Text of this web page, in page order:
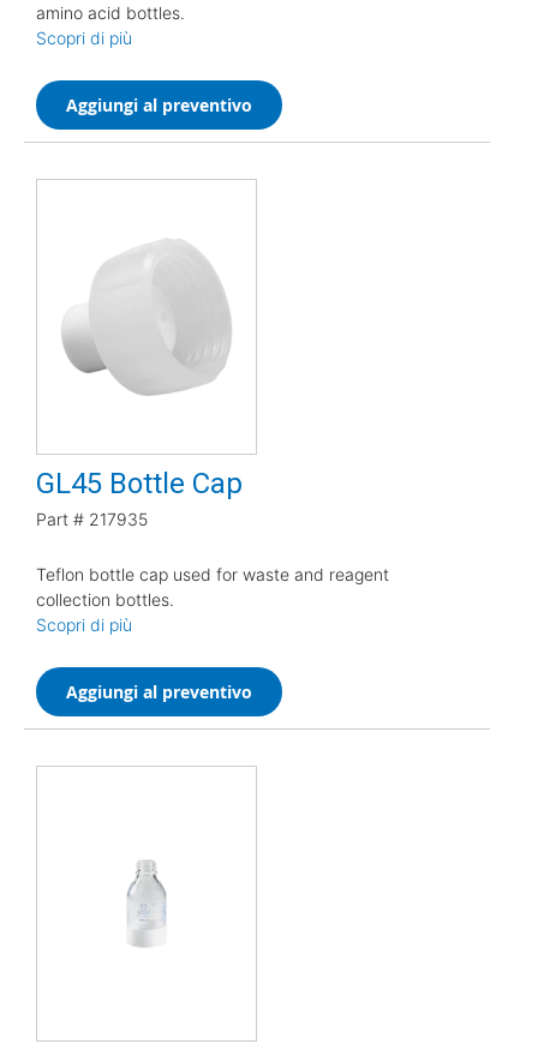
amino acid bottles.
Scopri di più
Aggiungi al preventivo
GL45 Bottle Cap
Part # 217935
Teflon bottle cap used for waste and reagent
collection bottles.
Scopri di più
Aggiungi al preventivo